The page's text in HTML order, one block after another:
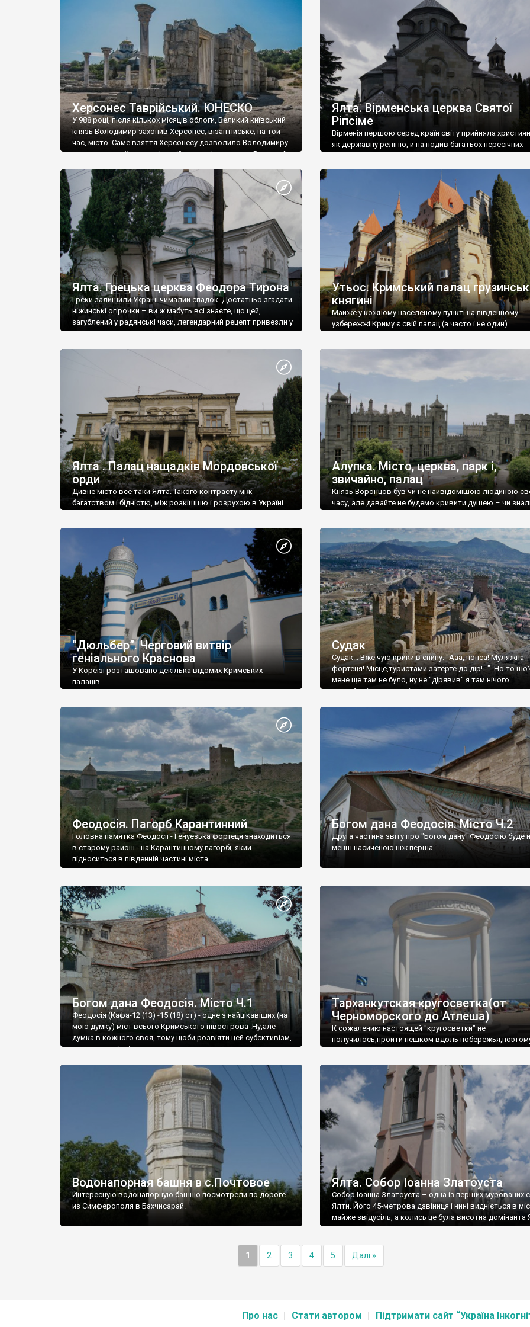
візантійської доби. Раритети викрадені з фондів об’єкту
культурної спадщини ЮНЕСКО «Херсонеса Таврійського».
Офіційно – на виставку «Золото Візантії», але експерти та
влада в Україні вважають це лише […]
називаються «повстяками» (postaki)…” “Вино. Крим
виробляє відмінне вино і його вдосталь: воно все
легке біле і дуже […]
Херсонес Таврійський. ЮНЕСКО
У 988 році, після кількох місяців облоги, Великий київський
князь Володимир захопив Херсонес, візантійське, на той
час, місто. Саме взяття Херсонесу дозволило Володимиру
диктувати свої умови візантійському імператору Василю ІІ,
Херсонесі Володимир-язичник, став Василем-
християнином. А потім було Хрещення Русі. На честь
Херсонесу Таврійського названо місто […]
Ялта. Вірменська церква Святої
Ріпсіме
Вірменія першою серед країн світу прийняла
як державну релігію, й на подив багатьох пересічних
Ялта. Грецька церква Феодора Тирона
Греки залишили Україні чималий спадок. Достатньо згадати
ніжинські огірочки – ви ж мабуть всі знаєте, що цей,
загублений у радянські часи, легендарний рецепт привезли у
Ніжин греки?
Утьос. Кримський палац
княгині
Майже у кожному населеному пункті на південному
узбережжі Криму є свій палац (а часто і не один).
Ялта . Палац нащадків Мордовської
орди
Дивне місто все таки Ялта. Такого контрасту між
багатством і бідністю, між розкішшю і розрухою в Україні
Алупка. Місто, церква, парк і,
звичайно, палац
Князь Воронцов був чи не найвідомішою людиною
часу, але давайте не будемо кривити душею – чи
“Дюльбер”. Черговий витвір
геніального Краснова
У Кореїзі розташовано декілька відомих Кримських
палаців.
Судак
Судак... Вже чую крики в спину: "Ааа, попса! Муляжна
фортеця! Місце,туристами затерте до дір!..." Но то
мене ще там не було, ну не "дірявив" я там нічого...
принаймні до цього літа.
Феодосія. Пагорб Карантинний
Головна памятка Феодосії - Генуезька фортеця знаходиться
в старому районі - на Карантинному пагорбі, який
підноситься в південній частині міста.
Богом дана Феодосія. Місто Ч.2
Друга частина звіту про "Богом дану" Феодосію буде
менш насиченою ніж перша.
Богом дана Феодосія. Місто Ч.1
Феодосія (Кафа-12 (13) -15 (18) ст) - одне з найцікавіших (на
мою думку) міст всього Кримського півострова .Ну,але
думка в кожного своя, тому щоби розвіяти цей субєктивізм,
запрошую відвідати це
Тарханкутская кругосветка(от
Черноморского до Атлеша)
К сожалению настоящей "кругосветки" не
получилось,пройти пешком вдоль
Водонапорная башня в с.Почтовое
Интересную водонапорную башню посмотрели по дороге
из Симферополя в Бахчисарай.
Ялта. Собор Іоанна Златоуста
Собор Іоанна Златоуста – одна із перших мурованих
Ялти. Його 45-метрова дзвіниця і нині видніється в
майже звідусіль, а колись це була висотна домінанта
1 2 3 4 5 Далі »
Про нас Стати автором Підтримати сайт “Україна